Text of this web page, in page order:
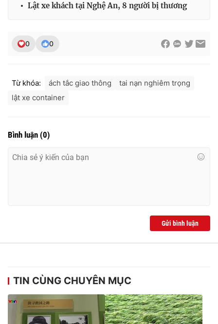
Liên hệ tòa soạn English
Cơ quan chủ quản:
Cơ quan báo chí:
Thời báo VTV
024.38 355 931 - 024.38 355 932
Lật xe khách tại Nghệ An, 8 người bị thương
0 0
Từ khóa: ách tắc giao thông
tai nạn nghiêm trọng
lật xe container
Bình luận (0)
Gửi bình luận
TIN CÙNG CHUYÊN MỤC